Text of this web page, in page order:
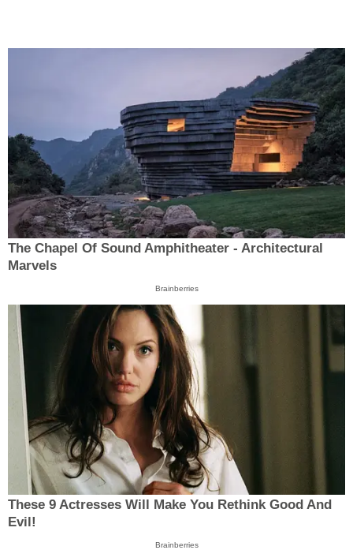
The Chapel Of Sound Amphitheater - Architectural
Marvels
Brainberries
These 9 Actresses Will Make You Rethink Good And
Evil!
Brainberries